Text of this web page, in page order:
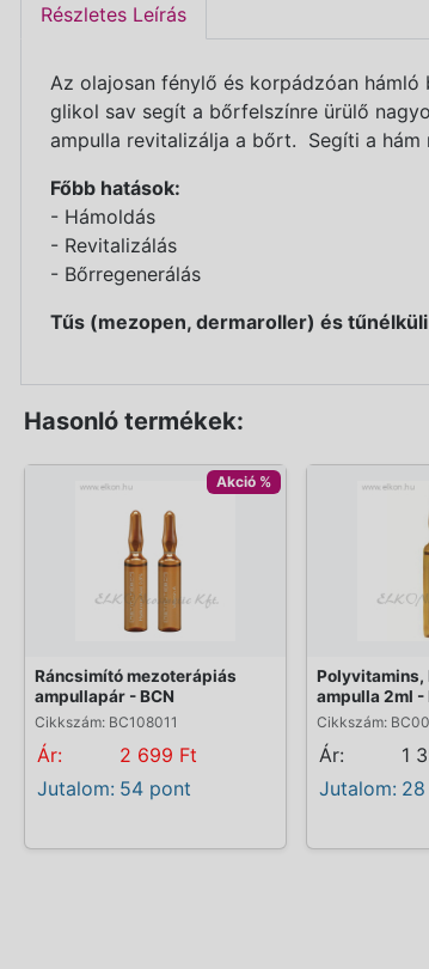
Részletes Leírás
Az olajosan fénylő és korpádzóan
glikol sav segít a bőrfelszínre ürülő
ampulla revitalizálja a bőrt. Segíti a hám
Főbb hatások:
- Hámoldás
- Revitalizálás
- Bőrregenerálás
Tűs (mezopen, dermaroller) és
Hasonló termékek:
Akció %
Ráncsimító mezoterápiás
ampullapár - BCN
Cikkszám: BC108011
Ár:
2 699 Ft
Jutalom: 54 pont
ampulla 2ml -
Cikkszám:
Ár:
1
Jutalom: